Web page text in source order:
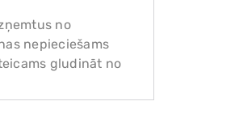
no
nepieciešams
gludināt no